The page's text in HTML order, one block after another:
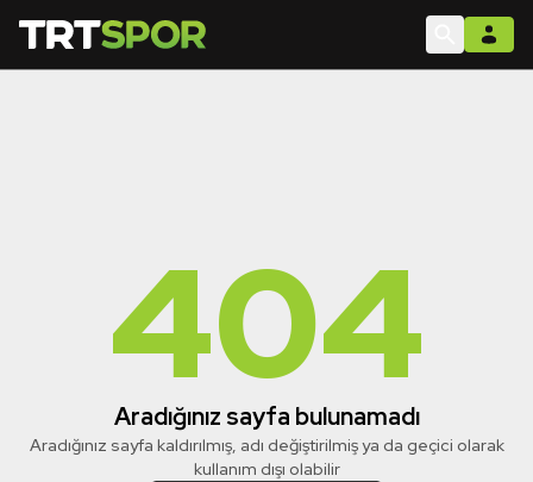
404
Aradığınız sayfa bulunamadı
Aradığınız sayfa kaldırılmış, adı değiştirilmiş ya da geçici olarak
kullanım dışı olabilir